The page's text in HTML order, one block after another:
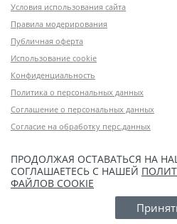
Условия использования сайта
Правила модерирования
Публичная оферта
Использование cookie
Конфиденциальность
Политика о персональных данных
Соглашение о персональных данных
Согласие на обработку перс.данных
ПРОДОЛЖАЯ ОСТАВАТЬСЯ НА
СОГЛАШАЕТЕСЬ С НАШЕЙ
ФАЙЛОВ COOKIE